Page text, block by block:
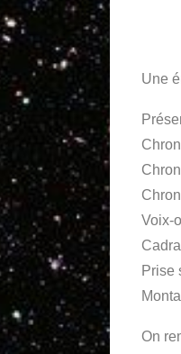
Une
Voix-
Prise
On